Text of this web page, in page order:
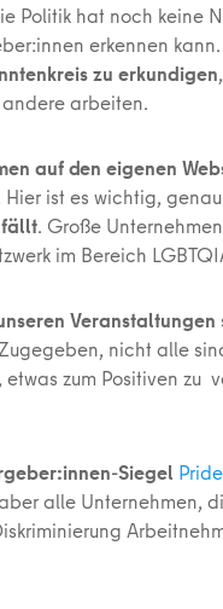
Politik hat noch keine
erkennen
zu erkundigen
arbeiten.
auf den eigenen
ist es wichtig,
. Große
im Bereich
Veranstaltungen
nicht alle
zum Positiven zu
Siegel
alle Unternehmen,